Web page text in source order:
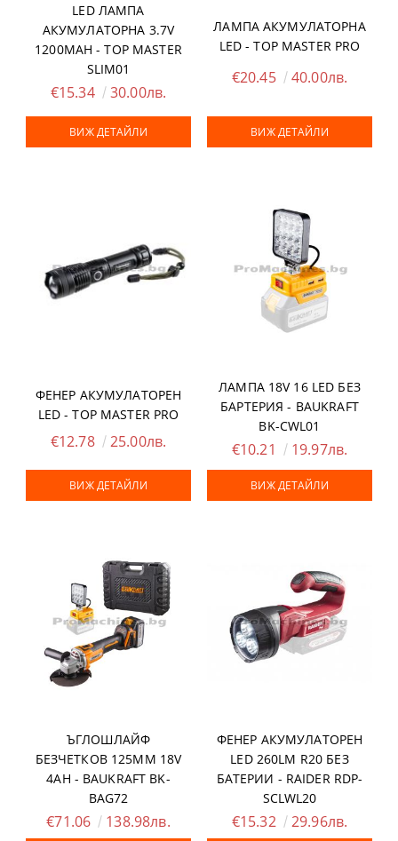
LED ЛАМПА
АКУМУЛАТОРНА 3.7V
1200MAH - TOP MASTER
SLIM01
€15.34 30.00лв.
ВИЖ ДЕТАЙЛИ
ЛАМПА АКУМУЛАТОРНА
LED - TOP MASTER PRO
€20.45 40.00лв.
ВИЖ ДЕТАЙЛИ
ФЕНЕР АКУМУЛАТОРЕН
LED - TOP MASTER PRO
€12.78 25.00лв.
ВИЖ ДЕТАЙЛИ
ЛАМПА 18V 16 LED БЕЗ
БАРТЕРИЯ - BAUKRAFT
BK-CWL01
€10.21 19.97лв.
ВИЖ ДЕТАЙЛИ
ЪГЛОШЛАЙФ
БЕЗЧЕТКОВ 125ММ 18V
4AH - BAUKRAFT BK-
BAG72
€71.06 138.98лв.
ФЕНЕР АКУМУЛАТОРЕН
LED 260LM R20 БЕЗ
БАТЕРИИ - RAIDER RDP-
SCLWL20
€15.32 29.96лв.